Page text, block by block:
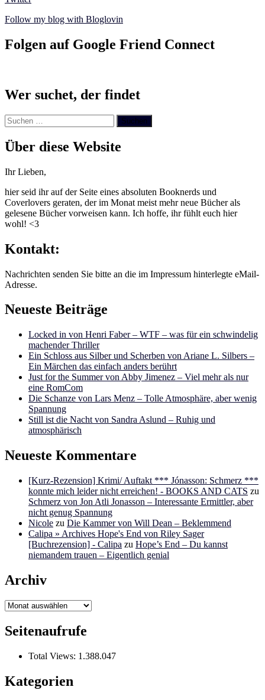
Follow my blog with Bloglovin
Folgen auf Google Friend Connect
Wer suchet, der findet
Suchen
nach:
Über diese Website
Ihr Lieben,
hier seid ihr auf der Seite eines absoluten Booknerds und
Coverlovers geraten, der im Monat meist mehr neue Bücher als
gelesene Bücher vorweisen kann. Ich hoffe, ihr fühlt euch hier
wohl! <3
Kontakt:
Nachrichten senden Sie bitte an die im Impressum hinterlegte eMail-
Adresse.
Neueste Beiträge
Locked in von Henri Faber – WTF – was für ein schwindelig
machender Thriller
Ein Schloss aus Silber und Scherben von Ariane L. Silbers –
Ein Märchen das einfach anders berührt
Just for the Summer von Abby Jimenez – Viel mehr als nur
eine RomCom
Die Schanze von Lars Menz – Tolle Atmosphäre, aber wenig
Spannung
Still ist die Nacht von Sandra Aslund – Ruhig und
atmosphärisch
Neueste Kommentare
[Kurz-Rezension] Krimi/ Auftakt *** Jónasson: Schmerz ***
konnte mich leider nicht erreichen! - BOOKS AND CATS zu
Schmerz von Jon Atli Jonasson – Interessante Ermittler, aber
nicht genug Spannung
Nicole zu Die Kammer von Will Dean – Beklemmend
Calipa » Archives Hope's End von Riley Sager
[Buchrezension] - Calipa zu Hope’s End – Du kannst
niemandem trauen – Eigentlich genial
Archiv
Archiv
Seitenaufrufe
Total Views: 1.388.047
Kategorien